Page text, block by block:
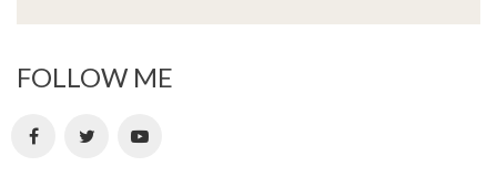
FOLLOW ME